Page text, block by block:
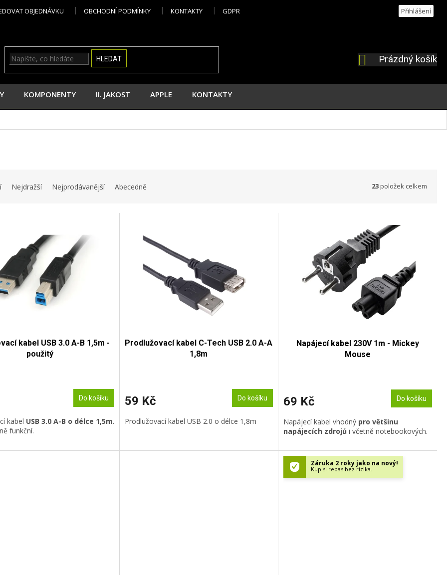
OBJEDNÁVKU OBCHODNÍ PODMÍNKY KONTAKTY GDPR Přihlášení
HLEDAT
NÁKUPNÍ
Prázdný košík
KOMPONENTY II. JAKOST APPLE KONTAKTY
Nejdražší Nejprodávanější Abecedně 23položek celkem
kabel USB 3.0 A-B 1,5m -
použitý
Do košíku
kabel USB 3.0 A-B o délce 1,5m.
funkční.
Prodlužovací kabel C-Tech USB 2.0 A-A
1,8m
59 Kč Do košíku
Prodlužovací kabel USB 2.0 o délce 1,8m
Napájecí kabel 230V 1m - Mickey
Mouse
69 Kč Do košíku
Napájecí kabel vhodnýpro většinu
napájecích zdrojů i včetně notebookových.
Záruka 2 roky jako na nový!
Kup si repas bez rizika.